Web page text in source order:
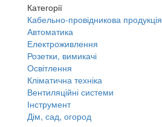
Категорії
Кабельно-провідникова продукція
Автоматика
Електроживлення
Розетки, вимикачі
Освітлення
Кліматична техніка
Вентиляційні системи
Інструмент
Дім, сад, огород